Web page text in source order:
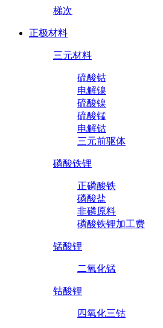
梯次
正极材料
三元材料
硫酸钴
电解镍
硫酸镍
硫酸锰
电解钴
三元前驱体
磷酸铁锂
正磷酸铁
磷酸盐
非磷原料
磷酸铁锂加工费
锰酸锂
二氧化锰
钴酸锂
四氧化三钴